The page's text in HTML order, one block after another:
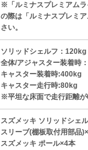
※「ルミナスプレミアムラ
の際は「ルミナスプレミ
さい。
ソリッドシェルフ：120kg
全体/アジャスター装着時
キャスター装着時:400kg
キャスター走行時:80kg
※平坦な床面で走行距離が
スズメッキ ソリッドシェ
スリーブ(棚板取付用部品
スズメッキ ポール×4本